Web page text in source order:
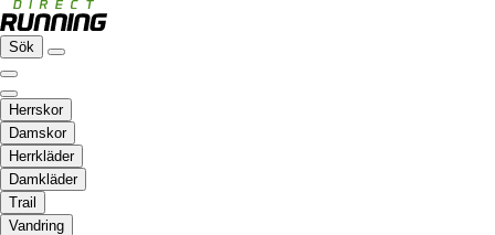
Sök
Herrskor
Damskor
Herrkläder
Damkläder
Trail
Vandring